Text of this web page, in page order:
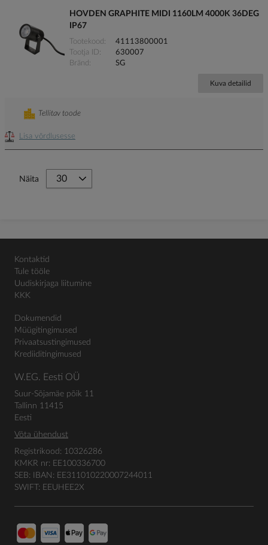
HOVDEN GRAPHITE MIDI 1160LM 4000K 36DEG
IP67
Tootekood
41113800001
Tootja ID
630007
Bränd
SG
Kuva detailid
Lisa võrdlusesse
Tellitav toode
Näita
Kontaktid
Tule tööle
Uudiskirjaga liitumine
KKK
Dokumendid
Müügitingimused
Privaatsustingimused
Krediiditingimused
W.EG. Eesti OÜ
Suur-Sõjamäe põik 11
Tallinn 11415
Eesti
Võta ühendust
Registrikood: 10326286
KMKR nr: EE100336700
SEB: IBAN: EE311010220007244011
SWIFT: EEUHEE2X